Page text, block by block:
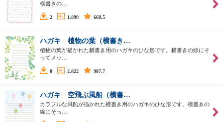
横書きの…
2 1,890 668.5
ハガキ 植物の葉（横書き…
植物の葉が描かれた横書き用のハガキのひな形です。横書きの線にそ
ってメッ…
0 2,822 987.7
ハガキ 空飛ぶ風船（横書…
カラフルな風船が描かれた横書き用のハガキのひな形です。横書きの
線にそっ…